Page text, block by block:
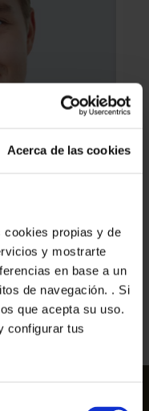
Acerca de las cookies
cookies propias y de
y mostrarte
en base a un
de navegación. . Si
que acepta su uso.
configurar tus
Maecenas malesuada
et ligula. Ut